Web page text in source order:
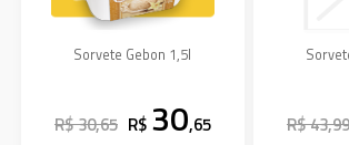
Sorvete Gebon 1,5l
R$ 30,65 R$ 30,65 R$ 43,99